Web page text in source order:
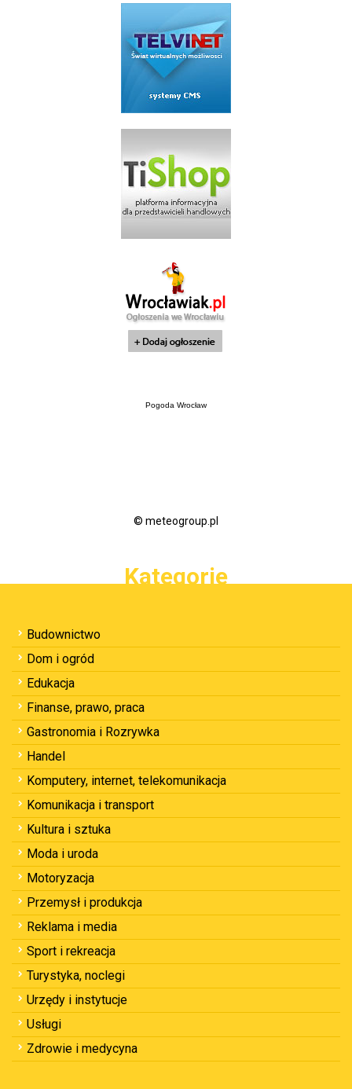
Pogoda Wrocław
© meteogroup.pl
Kategorie
Budownictwo
Dom i ogród
Edukacja
Finanse, prawo, praca
Gastronomia i Rozrywka
Handel
Komputery, internet, telekomunikacja
Komunikacja i transport
Kultura i sztuka
Moda i uroda
Motoryzacja
Przemysł i produkcja
Reklama i media
Sport i rekreacja
Turystyka, noclegi
Urzędy i instytucje
Usługi
Zdrowie i medycyna